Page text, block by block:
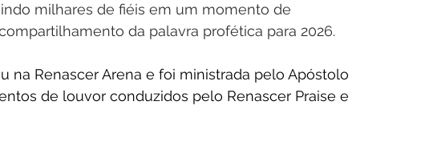
milhares de fiéis em um momento de
da palavra profética para 2026.
na Renascer Arena e foi ministrada pelo Apóstolo
de louvor conduzidos pelo Renascer Praise e